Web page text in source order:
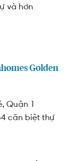
và hơn
Golden
, Quận 1
căn biệtthự